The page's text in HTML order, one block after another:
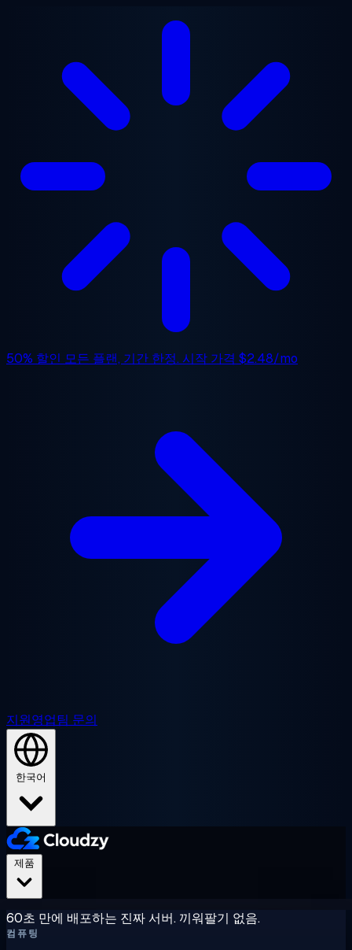
50% 할인 모든 플랜, 기간 한정. 시작 가격 $2.48/mo
지원영업팀 문의
한국어
60초 만에 배포하는 진짜 서버. 끼워팔기 없음.
컴퓨팅